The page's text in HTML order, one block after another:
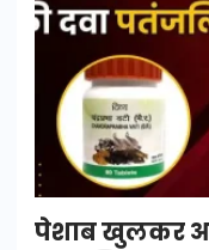
पेशाब खुलकर